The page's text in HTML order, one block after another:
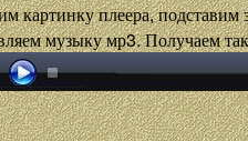
картинку плеера, подставим
музыку мр3. Получаем